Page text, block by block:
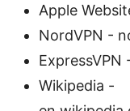
Apple
NordVPN -
ExpressVPN
Wikipedia -